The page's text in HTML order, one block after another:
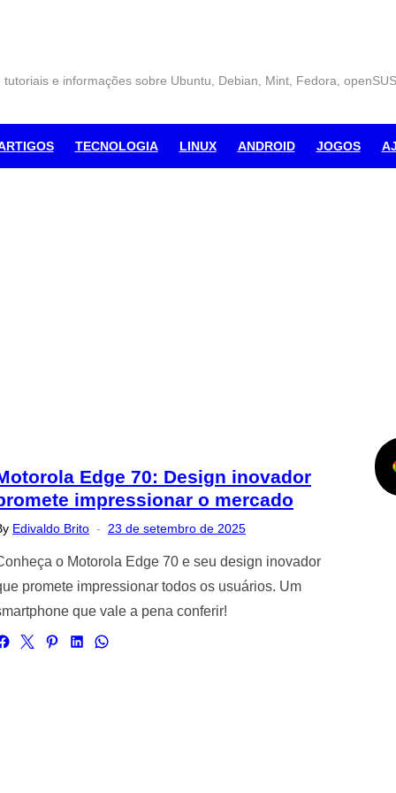
e informações sobre Ubuntu, Debian, Mint, Fedora,
TECNOLOGIA LINUX ANDROID JOGOS
Edge 70: Design inovador
impressionar o mercado
Edivaldo Brito
Posted
23 de setembro de 2025
o Motorola Edge 70 e seu design inovador
promete impressionar todos os usuários. Um
que vale a pena conferir!